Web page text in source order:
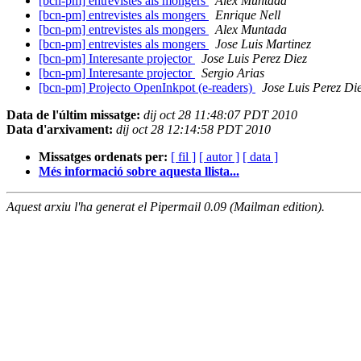
[bcn-pm] entrevistes als mongers
Enrique Nell
[bcn-pm] entrevistes als mongers
Alex Muntada
[bcn-pm] entrevistes als mongers
Jose Luis Martinez
[bcn-pm] Interesante projector
Jose Luis Perez Diez
[bcn-pm] Interesante projector
Sergio Arias
[bcn-pm] Projecto OpenInkpot (e-readers)
Jose Luis Perez
Data de l'últim missatge: dij oct 28 11:48:07 PDT 2010
Data d'arxivament: dij oct 28 12:14:58 PDT 2010
Missatges ordenats per: [ fil ] [ autor ] [ data ]
Més informació sobre aquesta llista...
Aquest arxiu l'ha generat el Pipermail 0.09 (Mailman edition).